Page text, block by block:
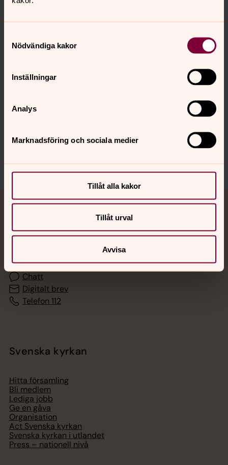
Nödvändiga kakor
Inställningar
Analys
Marknadsföring och sociala medier
Tillåt alla kakor
Tillåt urval
Avvisa
Kontakt
Jourhavande präst
Akut samtals- och krisstöd. Prata eller chatta anonymt
med en präst på kvällar och nätter.
Chatt
Digitalt brev
Telefon 112
Svenska kyrkan
Hitta församling
Bli medlem
Lediga jobb
Ge en gåva
Organisation
Act Svenska kyrkan
Svenska kyrkan i utlandet
Press – nationell nivå